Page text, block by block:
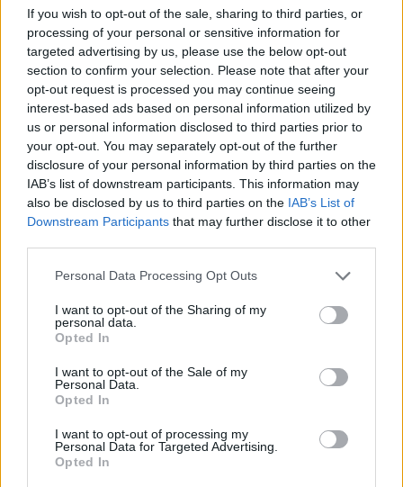
If you wish to opt-out of the sale, sharing to third parties, or
processing of your personal or sensitive information for
targeted advertising by us, please use the below opt-out
section to confirm your selection. Please note that after your
opt-out request is processed you may continue seeing
interest-based ads based on personal information utilized by
us or personal information disclosed to third parties prior to
your opt-out. You may separately opt-out of the further
disclosure of your personal information by third parties on the
IAB’s list of downstream participants. This information may
also be disclosed by us to third parties on the IAB’s List of
Downstream Participants that may further disclose it to other
Personal Data Processing Opt Outs
I want to opt-out of the Sharing of my
personal data.
Opted In
I want to opt-out of the Sale of my
Personal Data.
Opted In
I want to opt-out of processing my
Personal Data for Targeted Advertising.
Opted In
ήδη την Κρήτη" λέει ο Κικίλιας
12:49
Αφροδίτη Νέστορα: Η σπαρακτική ανάρτηση για τη
μητέρα της που χάθηκε στην εμπρηστική επίθεση
12:42
Μαρινάκης για Αλ. Τσίπρα: Η συλλογική μνήμη δεν σβήνει
τόσο εύκολα όσο εκείνος πιστεύει
12:41
Κικίλιας: «Έρχονται 420 νέες προσλήψεις στο Λιμενικό
του Νόλαν
Φωτιά στον Κουβαρά: Καλύτερη η εικόνα, συνεχίζεται η
μάχη με τις εστίες - Βίντεο & φωτογραφίες
«Ακούμε, Τρώμε και Πίνουμε Κρητικά»: Τα πανηγύρια
γίνονται «όχημα» για τα προϊόντα της Κρήτης